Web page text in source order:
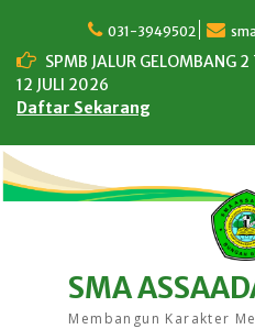
content
031-3949502
SPMB JALUR GELOMBANG
12 JULI 2026
Daftar Sekarang
SMA
Membangun Karakter